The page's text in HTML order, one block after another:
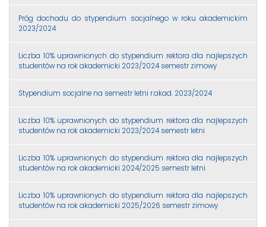
Próg dochodu do stypendium socjalnego w roku akademickim
2023/2024
Liczba 10% uprawnionych do stypendium rektora dla najlepszych
studentów na rok akademicki 2023/2024 semestr zimowy
Stypendium socjalne na semestr letni r.akad. 2023/2024
Liczba 10% uprawnionych do stypendium rektora dla najlepszych
studentów na rok akademicki 2023/2024 semestr letni
Liczba 10% uprawnionych do stypendium rektora dla najlepszych
studentów na rok akademicki 2024/2025 semestr letni
Liczba 10% uprawnionych do stypendium rektora dla najlepszych
studentów na rok akademicki 2025/2026 semestr zimowy